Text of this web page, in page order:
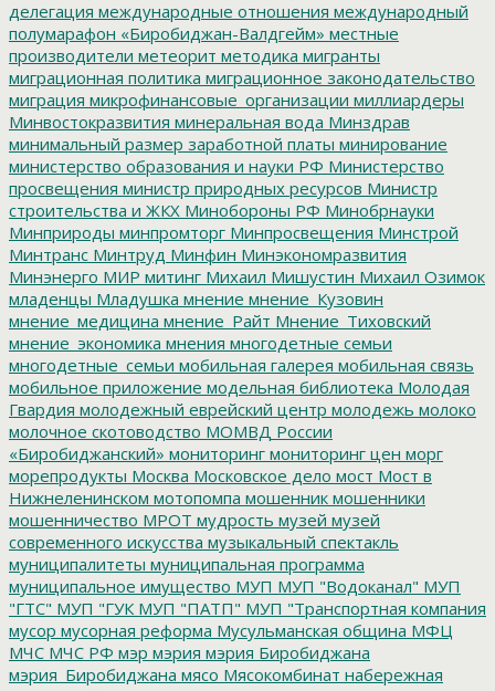
делегация международные отношения международный
полумарафон «Биробиджан-Валдгейм» местные
производители метеорит методика мигранты
миграционная политика миграционное законодательство
миграция микрофинансовые_организации миллиардеры
Минвостокразвития минеральная вода Минздрав
минимальный размер заработной платы минирование
министерство образования и науки РФ Министерство
просвещения министр природных ресурсов Министр
строительства и ЖКХ Минобороны РФ Минобрнауки
Минприроды минпромторг Минпросвещения Минстрой
Минтранс Минтруд Минфин Минэкономразвития
Минэнерго МИР митинг Михаил Мишустин Михаил Озимок
младенцы Младушка мнение мнение_Кузовин
мнение_медицина мнение_Райт Мнение_Тиховский
мнение_экономика мнения многодетные семьи
многодетные_семьи мобильная галерея мобильная связь
мобильное приложение модельная библиотека Молодая
Гвардия молодежный еврейский центр молодежь молоко
молочное скотоводство МОМВД России
«Биробиджанский» мониторинг мониторинг цен морг
морепродукты Москва Московское дело мост Мост в
Нижнеленинском мотопомпа мошенник мошенники
мошенничество МРОТ мудрость музей музей
современного искусства музыкальный спектакль
муниципалитеты муниципальная программа
муниципальное имущество МУП МУП "Водоканал" МУП
"ГТС" МУП "ГУК МУП "ПАТП" МУП "Транспортная компания
мусор мусорная реформа Мусульманская община МФЦ
МЧС МЧС РФ мэр мэрия мэрия Биробиджана
мэрия_Биробиджана мясо Мясокомбинат набережная